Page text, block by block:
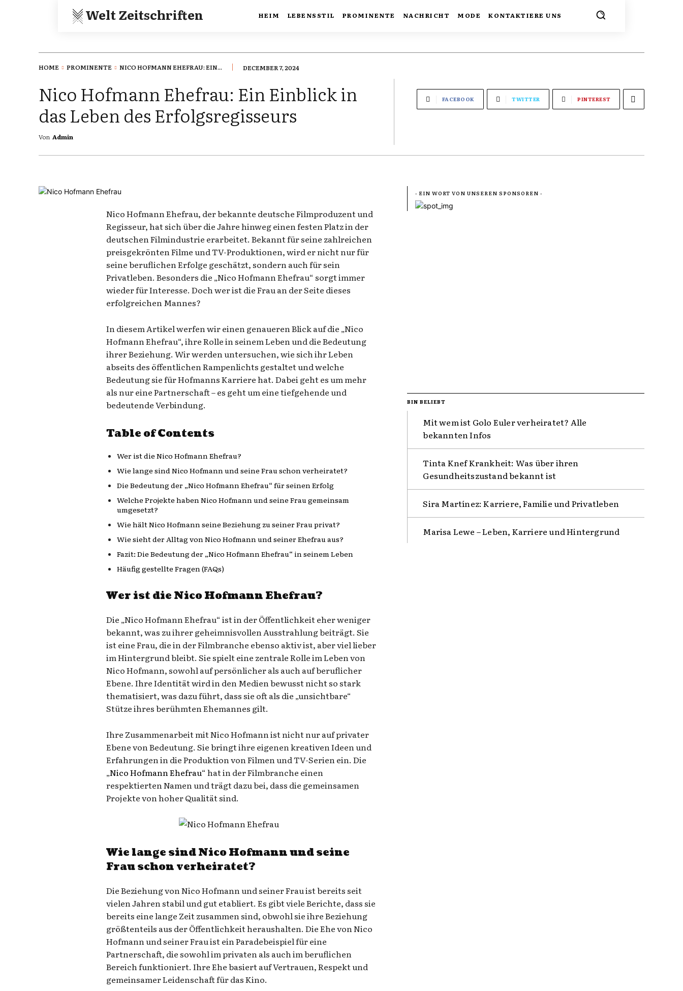
Welt Zeitschriften HEIM LEBENSSTIL PROMINENTE NACHRICHT MODE KONTAKTIERE UNS
HOME PROMINENTE NICO HOFMANN EHEFRAU: EIN... DECEMBER 7, 2024
Nico Hofmann Ehefrau: Ein Einblick in
das Leben des Erfolgsregisseurs
Von Admin
FACEBOOK TWITTER PINTEREST
Nico Hofmann Ehefrau, der bekannte deutsche Filmproduzent und
Regisseur, hat sich über die Jahre hinweg einen festen Platz in der
deutschen Filmindustrie erarbeitet. Bekannt für seine zahlreichen
preisgekrönten Filme und TV-Produktionen, wird er nicht nur für
seine beruflichen Erfolge geschätzt, sondern auch für sein
Privatleben. Besonders die „Nico Hofmann Ehefrau“ sorgt immer
wieder für Interesse. Doch wer ist die Frau an der Seite dieses
erfolgreichen Mannes?
In diesem Artikel werfen wir einen genaueren Blick auf die „Nico
Hofmann Ehefrau“, ihre Rolle in seinem Leben und die Bedeutung
ihrer Beziehung. Wir werden untersuchen, wie sich ihr Leben
abseits des öffentlichen Rampenlichts gestaltet und welche
Bedeutung sie für Hofmanns Karriere hat. Dabei geht es um mehr
als nur eine Partnerschaft – es geht um eine tiefgehende und
bedeutende Verbindung.
Table of Contents
Wer ist die Nico Hofmann Ehefrau?
Wie lange sind Nico Hofmann und seine Frau schon verheiratet?
Die Bedeutung der „Nico Hofmann Ehefrau“ für seinen Erfolg
Welche Projekte haben Nico Hofmann und seine Frau gemeinsam
umgesetzt?
Wie hält Nico Hofmann seine Beziehung zu seiner Frau privat?
Wie sieht der Alltag von Nico Hofmann und seiner Ehefrau aus?
Fazit: Die Bedeutung der „Nico Hofmann Ehefrau“ in seinem Leben
Häufig gestellte Fragen (FAQs)
Wer ist die Nico Hofmann Ehefrau?
Die „Nico Hofmann Ehefrau“ ist in der Öffentlichkeit eher weniger
bekannt, was zu ihrer geheimnisvollen Ausstrahlung beiträgt. Sie
ist eine Frau, die in der Filmbranche ebenso aktiv ist, aber viel lieber
im Hintergrund bleibt. Sie spielt eine zentrale Rolle im Leben von
Nico Hofmann, sowohl auf persönlicher als auch auf beruflicher
Ebene. Ihre Identität wird in den Medien bewusst nicht so stark
thematisiert, was dazu führt, dass sie oft als die „unsichtbare“
Stütze ihres berühmten Ehemannes gilt.
Ihre Zusammenarbeit mit Nico Hofmann ist nicht nur auf privater
Ebene von Bedeutung. Sie bringt ihre eigenen kreativen Ideen und
Erfahrungen in die Produktion von Filmen und TV-Serien ein. Die
„Nico Hofmann Ehefrau“ hat in der Filmbranche einen
respektierten Namen und trägt dazu bei, dass die gemeinsamen
Projekte von hoher Qualität sind.
Wie lange sind Nico Hofmann und seine
Frau schon verheiratet?
Die Beziehung von Nico Hofmann und seiner Frau ist bereits seit
vielen Jahren stabil und gut etabliert. Es gibt viele Berichte, dass sie
bereits eine lange Zeit zusammen sind, obwohl sie ihre Beziehung
größtenteils aus der Öffentlichkeit heraushalten. Die Ehe von Nico
Hofmann und seiner Frau ist ein Paradebeispiel für eine
Partnerschaft, die sowohl im privaten als auch im beruflichen
Bereich funktioniert. Ihre Ehe basiert auf Vertrauen, Respekt und
gemeinsamer Leidenschaft für das Kino.
- EIN WORT VON UNSEREN SPONSOREN -
BIN BELIEBT
Mit wem ist Golo Euler verheiratet? Alle
bekannten Infos
Tinta Knef Krankheit: Was über ihren
Gesundheitszustand bekannt ist
Sira Martínez: Karriere, Familie und Privatleben
Marisa Lewe – Leben, Karriere und Hintergrund